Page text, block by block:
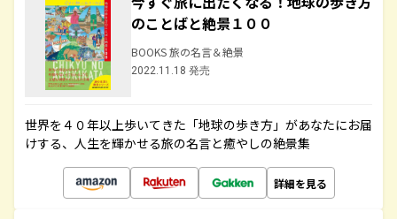
のことばと絶景１００
BOOKS 旅の名言＆絶景
2022.11.18 発売
世界を４０年以上歩いてきた「地球の歩き方」があなたにお届
けする、人生を輝かせる旅の名言と癒やしの絶景集
詳細を見る